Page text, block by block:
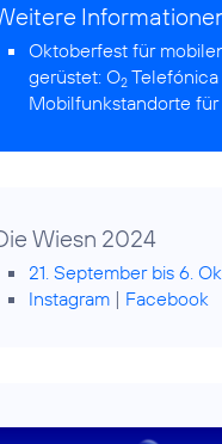
Oktoberfest für
gerüstet:O2
Mobilfunkstandorte
Wiesn 2024
21. September bis 6.
Instagram | Facebook